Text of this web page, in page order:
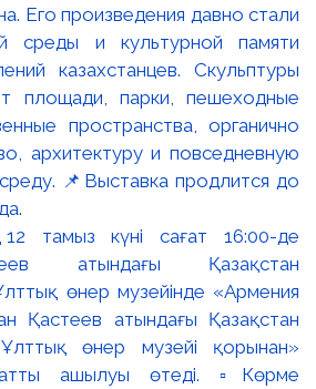
Его произведения давно стали
среды и культурной памяти
казахстанцев. Скульптуры
площади, парки, пешеходные
пространства, органично
архитектуру и повседневную
📌Выставка продлится до